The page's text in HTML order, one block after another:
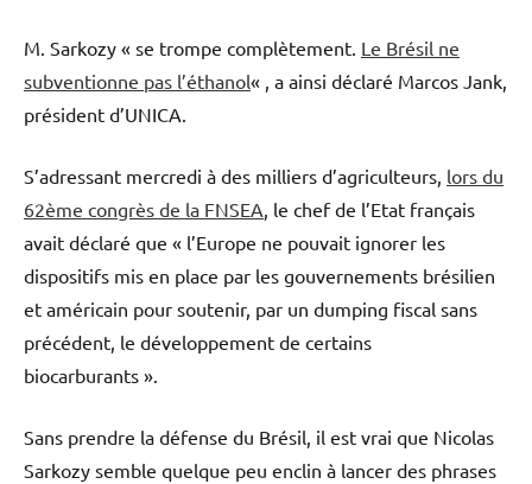
M. Sarkozy « se trompe complètement. Le Brésil ne
subventionne pas l’éthanol« , a ainsi déclaré Marcos Jank,
président d’UNICA.
S’adressant mercredi à des milliers d’agriculteurs, lors du
62ème congrès de la FNSEA, le chef de l’Etat français
avait déclaré que « l’Europe ne pouvait ignorer les
dispositifs mis en place par les gouvernements brésilien
et américain pour soutenir, par un dumping fiscal sans
précédent, le développement de certains
biocarburants ».
Sans prendre la défense du Brésil, il est vrai que Nicolas
Sarkozy semble quelque peu enclin à lancer des phrases